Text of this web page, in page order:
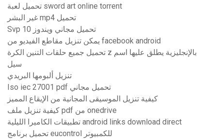
تحميل لعبة sword art online torrent
غير البشر mp4 تحميل
Svp تحميل مجاني ويندوز 10
يمكن تنزيل مقاطع الفيديو من facebook android
تحميل جميع حلقات التنين الكرة z بالإنجليزية يطلق عليها اسم
سيل
تنزيل ألبومها البريدي
Iso iec 27001 pdf تحميل مجاني
كيفية تنزيل الموسيقى المجانية من الإيقاع المميز
كيفية تنزيل ملف pdf من onedrive
تطبيقات الكاميرا الليلية android links download direct
تحميل برنامج eucontrol للكمبيوتر